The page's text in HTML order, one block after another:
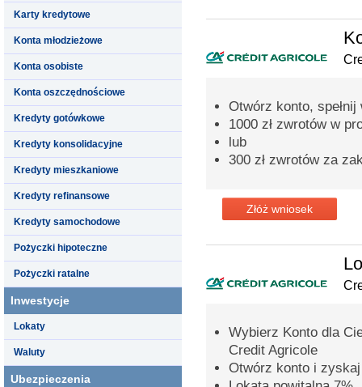
Karty kredytowe
Konta młodzieżowe
Konta osobiste
Konta oszczędnościowe
Kredyty gotówkowe
Kredyty konsolidacyjne
Kredyty mieszkaniowe
Kredyty refinansowe
Kredyty samochodowe
Pożyczki hipoteczne
Pożyczki ratalne
Inwestycje
Lokaty
Waluty
Ubezpieczenia
Otwórz konto,
1000 zł zwrotów w
lub
300 zł zwrotów za
Złóż wniosek
Wybierz Konto dla
Credit Agricole
Otwórz konto i zyskaj